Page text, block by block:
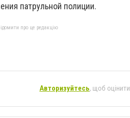
патрульной полиции.
про це редакцію
Авторизуйтесь, щоб оцінити